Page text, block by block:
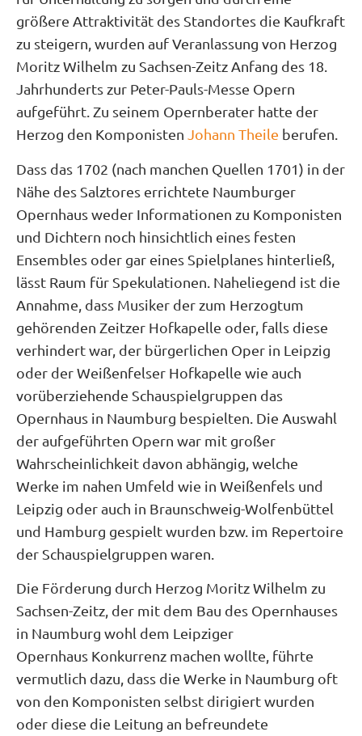
größere Attraktivität des Standortes die Kaufkraft
zu steigern, wurden auf Veranlassung von Herzog
Moritz Wilhelm zu Sachsen-Zeitz Anfang des 18.
Jahrhunderts zur Peter-Pauls-Messe Opern
aufgeführt. Zu seinem Opernberater hatte der
Herzog den Komponisten Johann Theile berufen.
Dass das 1702 (nach manchen Quellen 1701) in der
Nähe des Salztores errichtete Naumburger
Opernhaus weder Informationen zu Komponisten
und Dichtern noch hinsichtlich eines festen
Ensembles oder gar eines Spielplanes hinterließ,
lässt Raum für Spekulationen. Naheliegend ist die
Annahme, dass Musiker der zum Herzogtum
gehörenden Zeitzer Hofkapelle oder, falls diese
verhindert war, der bürgerlichen Oper in Leipzig
oder der Weißenfelser Hofkapelle wie auch
vorüberziehende Schauspielgruppen das
Opernhaus in Naumburg bespielten. Die Auswahl
der aufgeführten Opern war mit großer
Wahrscheinlichkeit davon abhängig, welche
Werke im nahen Umfeld wie in Weißenfels und
Leipzig oder auch in Braunschweig-Wolfenbüttel
und Hamburg gespielt wurden bzw. im Repertoire
der Schauspielgruppen waren.
Die Förderung durch Herzog Moritz Wilhelm zu
Sachsen-Zeitz, der mit dem Bau des Opernhauses
in Naumburg wohl dem Leipziger
Opernhaus Konkurrenz machen wollte, führte
vermutlich dazu, dass die Werke in Naumburg oft
von den Komponisten selbst dirigiert wurden
oder diese die Leitung an befreundete